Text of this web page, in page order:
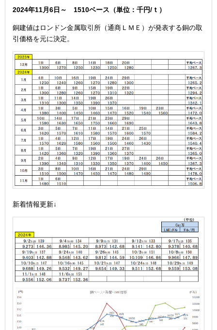
2024年11月6日 ～ 1510ベース（単位：千円/ｔ）
銅建値はロンドン金属取引所（通商ＬＭＥ）が発表する銅の取
引価格を元に決定。
新着情報更新↓